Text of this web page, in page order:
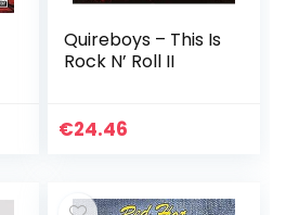
Quireboys – This Is
Rock N’ Roll II
€24.46